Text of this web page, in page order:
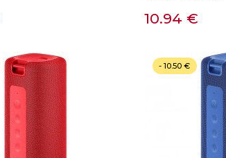
Kaina
10.94 €
- 10.50 €